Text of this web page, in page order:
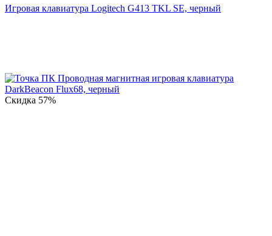
Игровая клавиатура Logitech G413 TKL SE, черный
Скидка 57%